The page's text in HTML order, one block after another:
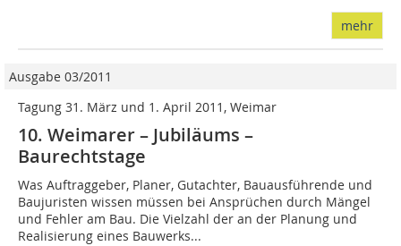
mehr
Ausgabe 03/2011
Tagung 31. März und 1. April 2011, Weimar
10. Weimarer – Jubiläums –
Baurechtstage
Was Auftraggeber, Planer, Gutachter, Bauausführende und
Baujuristen wissen müssen bei Ansprüchen durch Mängel
und Fehler am Bau. Die Vielzahl der an der Planung und
Realisierung eines Bauwerks...